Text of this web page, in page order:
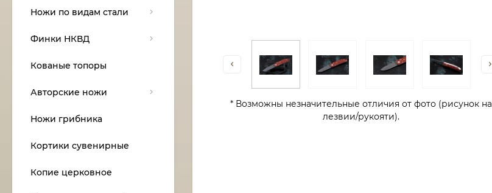
* Возможны незначительные отличия от фото (рисунок на
лезвии/рукояти).
Ножи по видам стали
Финки НКВД
Кованые топоры
Авторские ножи
Ножи грибника
Кортики сувенирные
Копие церковное